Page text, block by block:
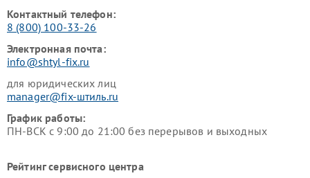
Контактный телефон:
8 (800) 100-33-26
Электронная почта:
info@shtyl-fix.ru
для юридических лиц
manager@fix-штиль.ru
График работы:
ПН-ВСК с 9:00 до 21:00 без перерывов и выходных
Рейтинг сервисного центра